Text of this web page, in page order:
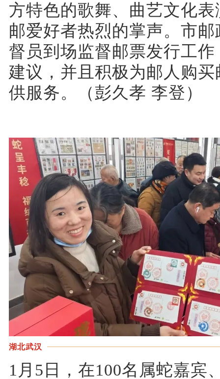
方特色的歌舞、曲艺文化
邮爱好者热烈的掌声。市
督员到场监督邮票发行工
建议，并且积极为邮人购
供服务。（彭久孝 李登）
湖北武汉
1月5日，在100名属蛇嘉宾